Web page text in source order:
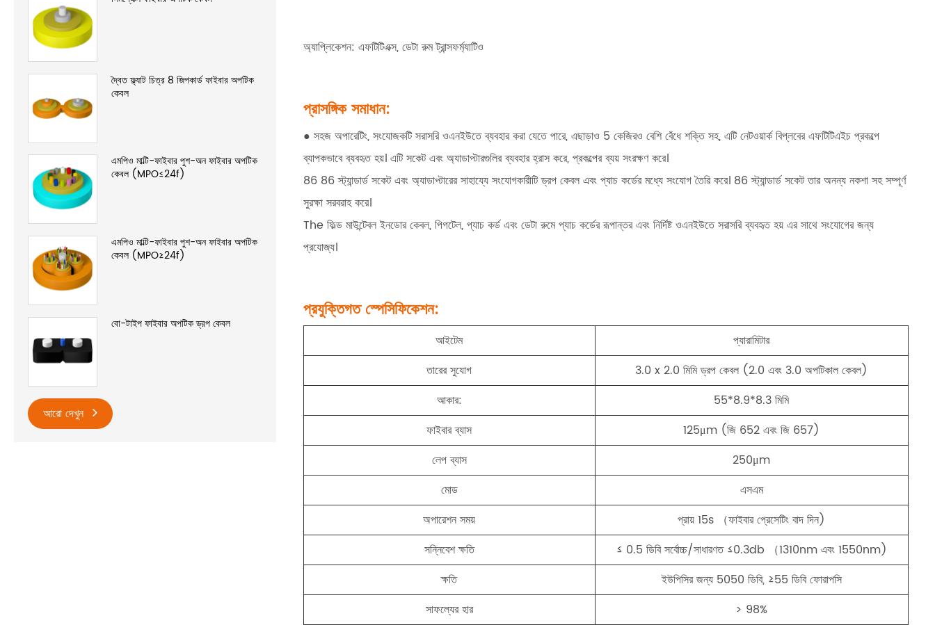
দ্বৈত ফ্ল্যাট চিত্র 8 জিপকার্ড ফাইবার অপটিক
কেবল
এমপিও মাল্টি-ফাইবার পুশ-অন ফাইবার অপটিক
কেবল (MPO≤24f)
এমপিও মাল্টি-ফাইবার পুশ-অন ফাইবার অপটিক
কেবল (MPO≥24f)
বো-টাইপ ফাইবার অপটিক ড্রপ কেবল
আরো দেখুন
অ্যাপ্লিকেশন: এফটিটিএক্স, ডেটা রুম ট্রান্সফর্ম্যাটিও
প্রাসঙ্গিক সমাধান:
● সহজ অপারেটিং, সংযোজকটি সরাসরি ওএনইউতে ব্যবহার করা যেতে পারে, এছাড়াও 5 কেজিরও বেশি বেঁধে শক্তি সহ, এটি নেটওয়ার্ক বিপ্লবের এফটিটিএইচ প্রকল্পে
ব্যাপকভাবে ব্যবহৃত হয়। এটি সকেট এবং অ্যাডাপ্টারগুলির ব্যবহার হ্রাস করে, প্রকল্পের ব্যয় সংরক্ষণ করে।
86 86 স্ট্যান্ডার্ড সকেট এবং অ্যাডাপ্টারের সাহায্যে সংযোগকারীটি ড্রপ কেবল এবং প্যাচ কর্ডের মধ্যে সংযোগ তৈরি করে। 86 স্ট্যান্ডার্ড সকেট তার অনন্য নকশা সহ সম্পূর্ণ
সুরক্ষা সরবরাহ করে।
The ফিল্ড মাউন্টেবল ইনডোর কেবল, পিগটেল, প্যাচ কর্ড এবং ডেটা রুমে প্যাচ কর্ডের রূপান্তর এবং নির্দিষ্ট ওএনইউতে সরাসরি ব্যবহৃত হয় এর সাথে সংযোগের জন্য
প্রযোজ্য।
প্রযুক্তিগত স্পেসিফিকেশন:
আইটেম
প্যারামিটার
তারের সুযোগ
3.0 x 2.0 মিমি ড্রপ কেবল (2.0 এবং 3.0 অপটিকাল কেবল)
আকার:
55*8.9*8.3 মিমি
ফাইবার ব্যাস
125μm (জি 652 এবং জি 657)
লেপ ব্যাস
250μm
মোড
এসএম
অপারেশন সময়
প্রায় 15s （ফাইবার প্রেসেটিং বাদ দিন)
সন্নিবেশ ক্ষতি
≤ 0.5 ডিবি সর্বোচ্চ/সাধারণত ≤0.3db （1310nm এবং 1550nm)
ক্ষতি
ইউপিসির জন্য 5050 ডিবি, ≥55 ডিবি ফোরাপসি
সাফল্যের হার
> 98%